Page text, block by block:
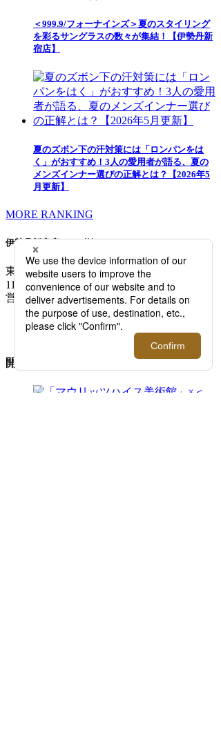
＜999.9/フォーナインズ＞夏のスタイリング
を彩るサングラスの数々が集結！【伊勢丹新
宿店】
夏のズボン下の汗対策には「ロンパンをは
く」がおすすめ！3人の愛用者が語る、夏の
メンズインナー選びの正解とは？【2026年5
月更新】
MORE RANKING
伊勢丹新宿店メンズ館
東京都新宿区新宿3-14-1 TEL: 03-3352-
1111
営業時間：午前10時～午後8時
MAP/ACCESS
開催中のイベント